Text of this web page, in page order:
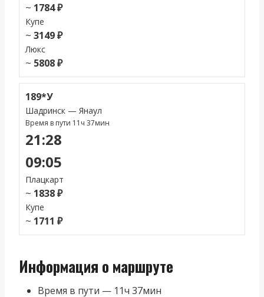
~ 1784 ₽
Купе
~ 3149 ₽
Люкс
~ 5808 ₽
189*У
Шадринск — Янаул
Время в пути 11ч 37мин
21:28
09:05
Плацкарт
~ 1838 ₽
Купе
~ 1711 ₽
Информация о маршруте
Время в пути — 11ч 37мин